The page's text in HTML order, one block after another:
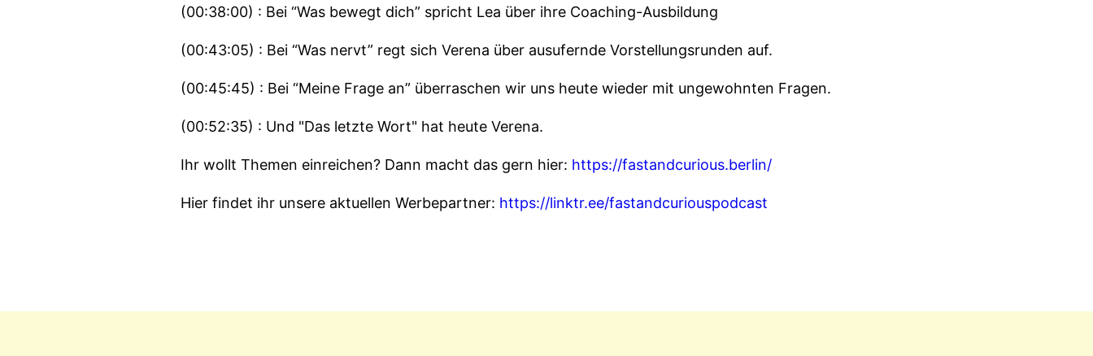
(00:38:00) : Bei “Was bewegt dich” spricht Lea über ihre Coaching-Ausbildung
(00:43:05) : Bei “Was nervt” regt sich Verena über ausufernde Vorstellungsrunden auf.
(00:45:45) : Bei “Meine Frage an” überraschen wir uns heute wieder mit ungewohnten Fragen.
(00:52:35) : Und "Das letzte Wort" hat heute Verena.
Ihr wollt Themen einreichen? Dann macht das gern hier: https://fastandcurious.berlin/
Hier findet ihr unsere aktuellen Werbepartner: https://linktr.ee/fastandcuriouspodcast